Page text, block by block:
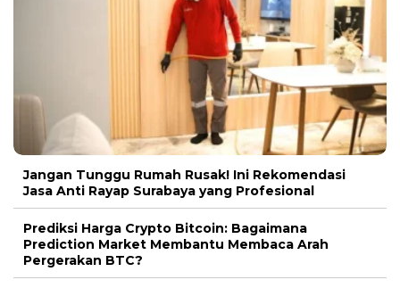
Jangan Tunggu Rumah Rusak! Ini Rekomendasi
Jasa Anti Rayap Surabaya yang Profesional
Prediksi Harga Crypto Bitcoin: Bagaimana
Prediction Market Membantu Membaca Arah
Pergerakan BTC?